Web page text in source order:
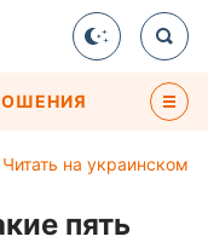
Читать на украинском
пять